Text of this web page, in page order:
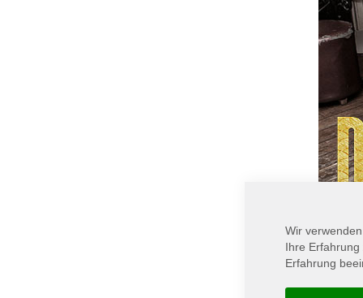
Wir
Ihre
Erfahrung